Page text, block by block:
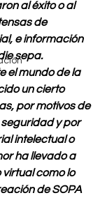
al éxito o al
de
e información
sepa.
el mundo de la
un cierto
por motivos de
y por
intelectual o
ha llevado a
virtual como lo
de SOPA